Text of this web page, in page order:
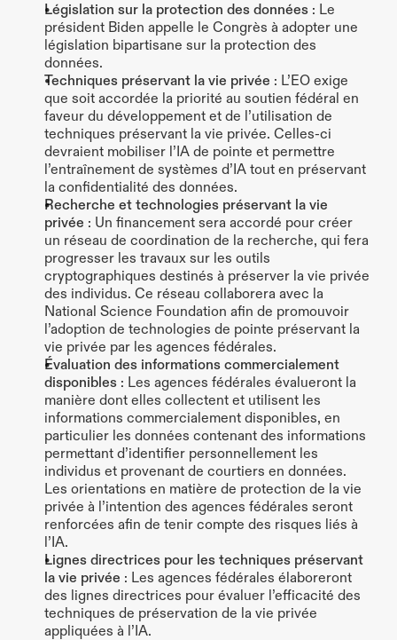
Législation sur la protection des données : Le
président Biden appelle le Congrès à adopter une
législation bipartisane sur la protection des
données.
Techniques préservant la vie privée : L’EO exige
que soit accordée la priorité au soutien fédéral en
faveur du développement et de l’utilisation de
techniques préservant la vie privée. Celles-ci
devraient mobiliser l’IA de pointe et permettre
l’entraînement de systèmes d’IA tout en préservant
la confidentialité des données.
Recherche et technologies préservant la vie
privée : Un financement sera accordé pour créer
un réseau de coordination de la recherche, qui fera
progresser les travaux sur les outils
cryptographiques destinés à préserver la vie privée
des individus. Ce réseau collaborera avec la
National Science Foundation afin de promouvoir
l’adoption de technologies de pointe préservant la
vie privée par les agences fédérales.
Évaluation des informations commercialement
disponibles : Les agences fédérales évalueront la
manière dont elles collectent et utilisent les
informations commercialement disponibles, en
particulier les données contenant des informations
permettant d’identifier personnellement les
individus et provenant de courtiers en données.
Les orientations en matière de protection de la vie
privée à l’intention des agences fédérales seront
renforcées afin de tenir compte des risques liés à
l’IA.
Lignes directrices pour les techniques préservant
la vie privée : Les agences fédérales élaboreront
des lignes directrices pour évaluer l’efficacité des
techniques de préservation de la vie privée
appliquées à l’IA.